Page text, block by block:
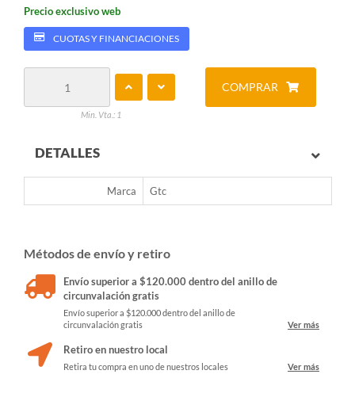
Precio exclusivo web
CUOTAS Y FINANCIACIONES
Min. Vta.: 1
COMPRAR
DETALLES
Marca Gtc
Métodos de envío y retiro
Envío superior a $120.000 dentro del anillo de
circunvalación gratis
Envío superior a $120.000 dentro del anillo de
circunvalación gratis
Ver más
Retiro en nuestro local
Retira tu compra en uno de nuestros locales Ver más